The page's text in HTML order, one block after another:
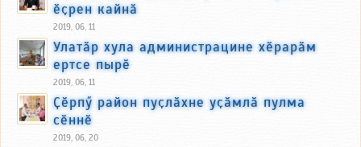
ӗҫрен кайнӑ
2019, 06, 11
Улатӑр хула администрацине хӗрарӑм
ертсе пырӗ
2019, 06, 11
Ҫӗрпӳ район пуҫлӑхне уҫӑмлӑ пулма
сӗннӗ
2019, 06, 20